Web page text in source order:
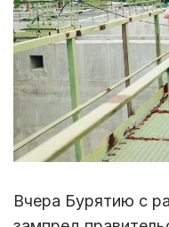
Вчера Бурятию с